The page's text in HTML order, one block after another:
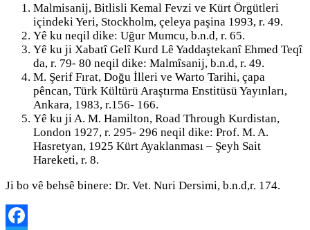
Malmisanij, Bitlisli Kemal Fevzi ve Kürt Örgütleri
içindeki Yeri, Stockholm, çeleya paşina 1993, r. 49.
Yê ku neqil dike: Uğur Mumcu, b.n.d, r. 65.
Yê ku ji Xabatî Gelî Kurd Lê Yaddaştekanî Ehmed Teqî
da, r. 79- 80 neqil dike: Malmîsanij, b.n.d, r. 49.
M. Şerif Fırat, Doğu İlleri ve Warto Tarihi, çapa
pêncan, Türk Kültürü Araştırma Enstitüsü Yayınları,
Ankara, 1983, r.156- 166.
Yê ku ji A. M. Hamilton, Road Through Kurdistan,
London 1927, r. 295- 296 neqil dike: Prof. M. A.
Hasretyan, 1925 Kürt Ayaklanması – Şeyh Sait
Hareketi, r. 8.
Ji bo vê behsê binere: Dr. Vet. Nuri Dersimi, b.n.d,r. 174.